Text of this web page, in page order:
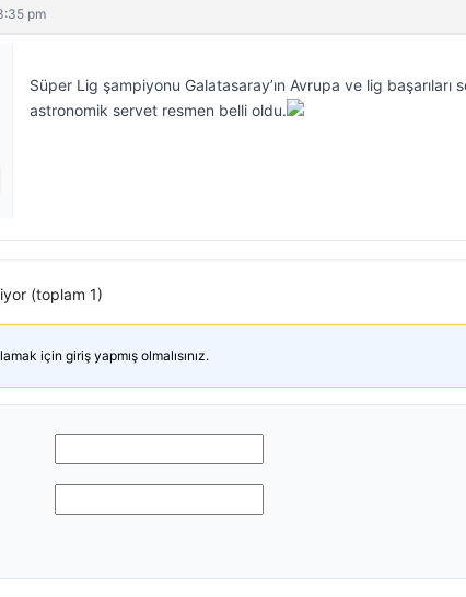
pm
Süper Lig şampiyonu Galatasaray’ın Avrupa ve lig
astronomik servet resmen belli oldu.
(toplam 1)
için giriş yapmış olmalısınız.